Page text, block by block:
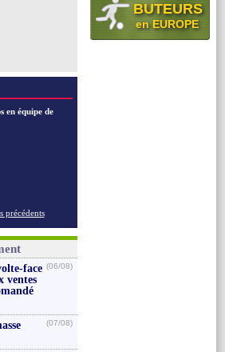
en équipe de
précédents
face
ventes
(06/08)
(07/08)
BUTEURS
en EUROPE